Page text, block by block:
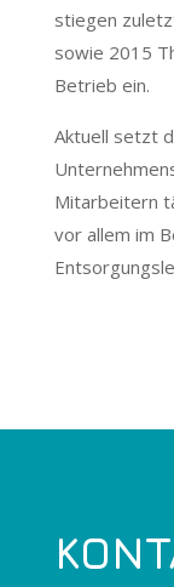
stiegen
sowie 2015
Betrieb ein.
Aktuell setzt
Mitarbeitern
vor allem im